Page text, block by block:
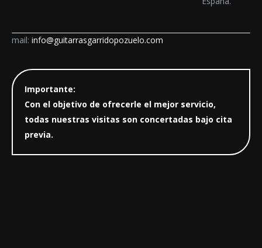
mail: info@guitarrasgarridopozuelo.com
Importante:
Con el objetivo de ofrecerle el mejor servicio,
todas nuestras visitas son concertadas bajo cita
previa.